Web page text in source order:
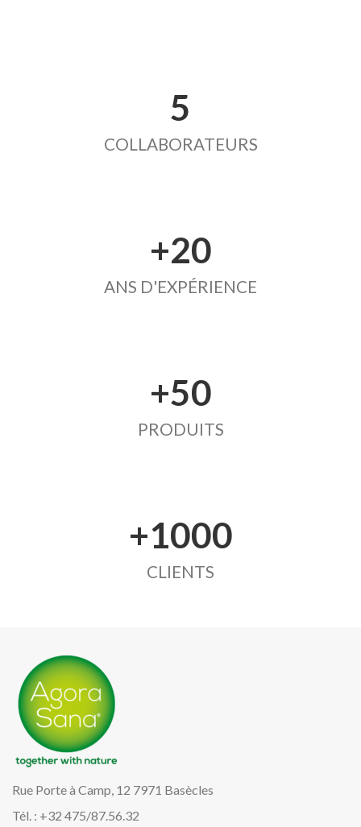
5
COLLABORATEURS
+20
ANS D'EXPÉRIENCE
+50
PRODUITS
+1000
CLIENTS
Rue Porte à Camp, 12 7971 Basècles
Tél. : +32 475/87.56.32